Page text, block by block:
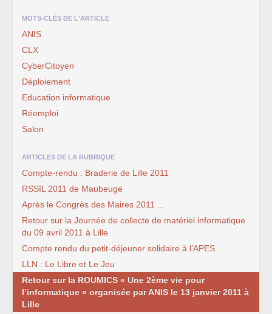
MOTS-CLÉS DE L'ARTICLE
ANIS
CLX
CyberCitoyen
Déploiement
Education informatique
Réemploi
Salon
ARTICLES DE LA RUBRIQUE
Compte-rendu : Braderie de Lille 2011
RSSIL 2011 de Maubeuge
Après le Congrès des Maires 2011 ...
Retour sur la Journée de collecte de matériel informatique
du 09 avril 2011 à Lille
Compte rendu du petit-déjeuner solidaire à l’APES
LLN : Le Libre et Le Jeu
Retour sur la ROUMICS « Une 2ème vie pour
l’informatique » organisée par ANIS le 13 janvier 2011 à
Lille